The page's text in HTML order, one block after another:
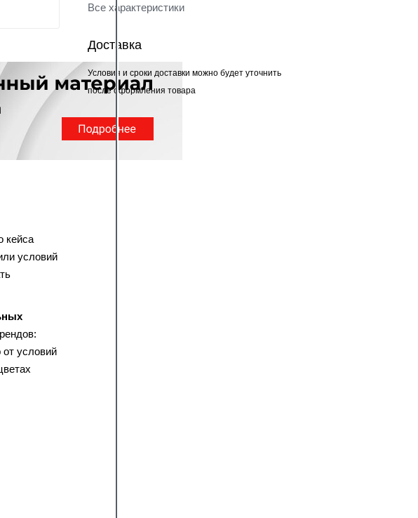
кейса
условий
условий
Все характеристики
Доставка
Условия и сроки доставки можно будет уточнить
после оформления товара